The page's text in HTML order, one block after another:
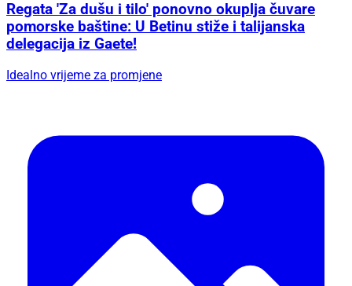
Regata 'Za dušu i tilo' ponovno okuplja čuvare
pomorske baštine: U Betinu stiže i talijanska
delegacija iz Gaete!
Idealno vrijeme za promjene